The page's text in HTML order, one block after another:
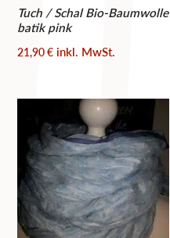
Tuch / Schal Bio-Baumwolle
batik pink
21,90€ inkl. MwSt.